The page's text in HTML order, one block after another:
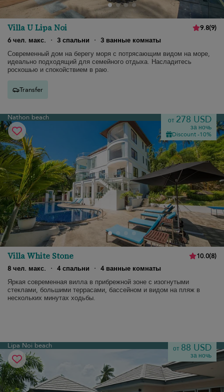
Villa U Lipa Noi 9.8(9)
6 чел. макс.
· 3 спальни · 3 ванные комнаты
Современный дом на берегу моря с потрясающим видом на море,
идеально подходящий для семейного отдыха. Насладитесь
роскошью и спокойствием в раю.
Transfer
Nathon beach от 278 USD
за ночь
Discount -10%
Villa White Stone 10.0(8)
8 чел. макс.
· 4 спальни · 4 ванные комнаты
Яркая современная вилла в прибрежной зоне с изогнутыми
стеклами, большими террасами, бассейном и видом на пляж в
нескольких минутах ходьбы.
Lipa Noi beach от 88 USD
за ночь